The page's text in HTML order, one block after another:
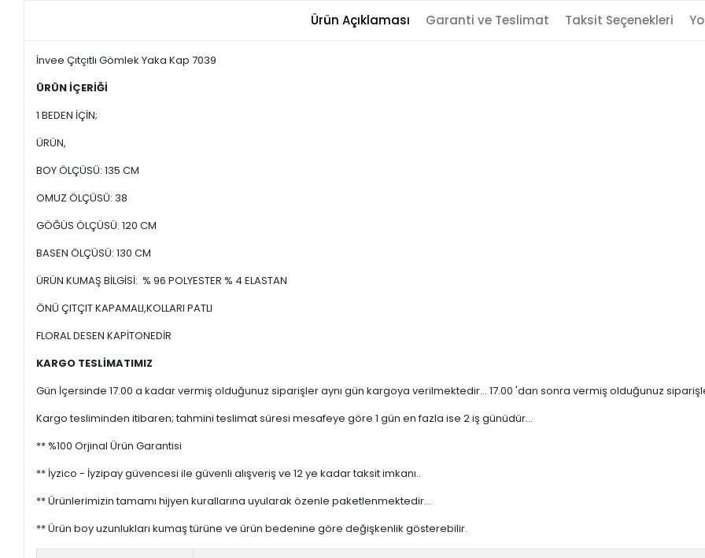
Ürün Açıklaması Garanti ve Teslimat Taksit Seçenekleri
İnvee Çıtçıtlı Gömlek Yaka Kap 7039
ÜRÜN İÇERİĞİ
1 BEDEN İÇİN;
ÜRÜN,
BOY ÖLÇÜSÜ: 135 CM
OMUZ ÖLÇÜSÜ: 38
GÖĞÜS ÖLÇÜSÜ: 120 CM
BASEN ÖLÇÜSÜ: 130 CM
ÜRÜN KUMAŞ BİLGİSİ: % 96 POLYESTER % 4 ELASTAN
ÖNÜ ÇITÇIT KAPAMALI,KOLLARI PATLI
FLORAL DESEN KAPİTONEDİR
KARGO TESLİMATIMIZ
Gün İçersinde 17.00 a kadar vermiş olduğunuz siparişler aynı gün kargoya verilmektedir... 17.00 'dan sonra vermiş olduğunuz
Kargo tesliminden itibaren; tahmini teslimat süresi mesafeye göre 1 gün en fazla ise 2 iş günüdür...
** %100 Orjinal Ürün Garantisi
** İyzico - İyzipay güvencesi ile güvenli alışveriş ve 12 ye kadar taksit imkanı..
** Ürünlerimizin tamamı hijyen kurallarına uyularak özenle paketlenmektedir...
** Ürün boy uzunlukları kumaş türüne ve ürün bedenine göre değişkenlik gösterebilir.